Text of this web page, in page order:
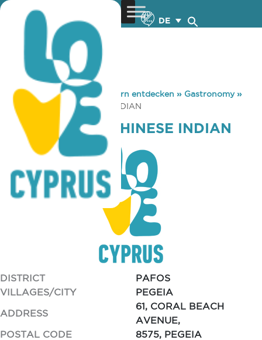
DE
You are here: Home »Zypern entdecken » Gastronomy»
GOLD TEMPLE CHINESE INDIAN
GOLD TEMPLE CHINESE INDIAN
DISTRICT
PAFOS
VILLAGES/CITY
PEGEIA
ADDRESS
61, CORAL BEACH
AVENUE,
POSTAL CODE
8575, PEGEIA